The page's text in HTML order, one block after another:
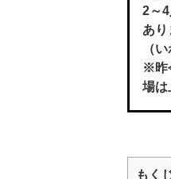
2～
あり
（
※昨
場は
もく